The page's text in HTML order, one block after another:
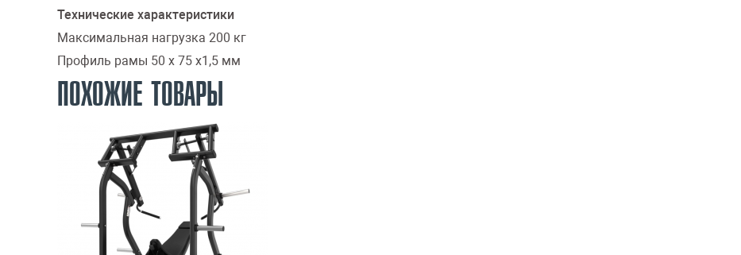
Технические характеристики
Максимальная нагрузка 200 кг
Профиль рамы 50 х 75 х1,5 мм
ПОХОЖИЕ ТОВАРЫ